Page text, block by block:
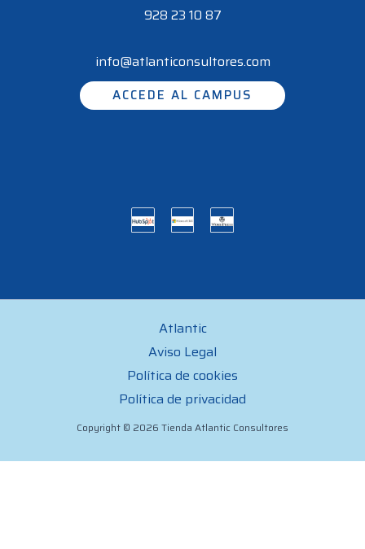
928 23 10 87
info@atlanticonsultores.com
ACCEDE AL CAMPUS
Atlantic
Aviso Legal
Política de cookies
Política de privacidad
Copyright © 2026 Tienda Atlantic Consultores